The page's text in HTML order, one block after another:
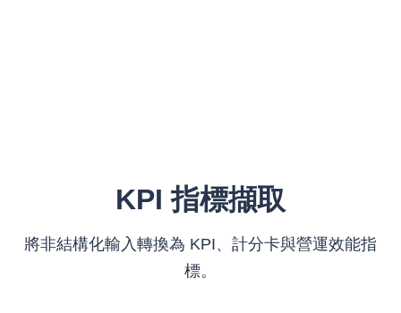
KPI 指標擷取
將非結構化輸入轉換為 KPI、計分卡與營運效能指
標。